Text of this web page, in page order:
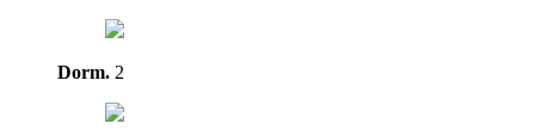
Dorm. 2